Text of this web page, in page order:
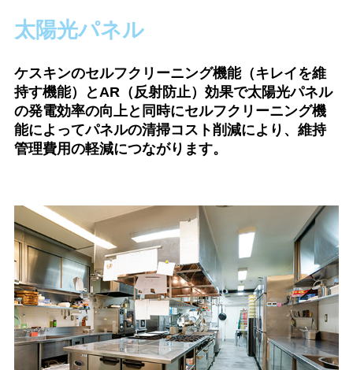
太陽光パネル
ケスキンのセルフクリーニング機能（キレイを維
持す機能）とAR（反射防止）効果で太陽光パネル
の発電効率の向上と同時にセルフクリーニング機
能によってパネルの清掃コスト削減により、維持
管理費用の軽減につながります。